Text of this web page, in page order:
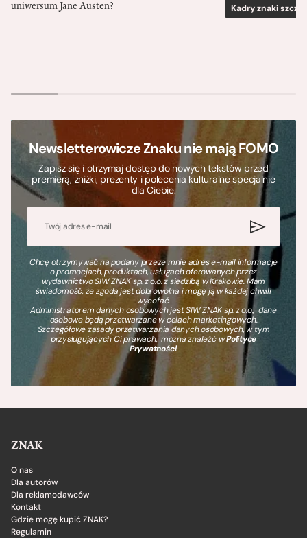
uniwersum Jane Austen?
Kadry znaki
Newsletterowicze Znaku nie mają FOMO
Zapisz się i otrzymaj dostęp do nowych tekstów przed
premierą, zniżki, prezenty i polecenia kulturalne specjalnie
dla Ciebie.
Chcę otrzymywać na podany przeze mnie adres e-mail informacje
o promocjach, produktach, usługach oferowanych przez
wydawnictwo SIW ZNAK sp. z o.o. z siedzibą w Krakowie. Mam
świadomość, że zgoda jest dobrowolna i mogę ją w każdej chwili
wycofać.
Administratorem danych osobowych jest SIW ZNAK sp. z o.o., dane
osobowe będą przetwarzane w celach marketingowych.
Szczegółowe zasady przetwarzania danych osobowych, w tym
przysługujących Ci prawach, można znaleźć wPolityce
Prywatności.
ZNAK
O nas
Dla autorów
Dla reklamodawców
Kontakt
Gdzie mogę kupić ZNAK?
Regulamin